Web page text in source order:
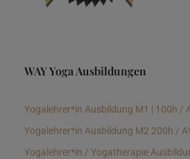
WAY Yoga Ausbildungen
Yogalehrer*in Ausbildung M1 | 100h /
Yogalehrer*in Ausbildung M2 200h /
Yogalehrer*in / Yogatherapie